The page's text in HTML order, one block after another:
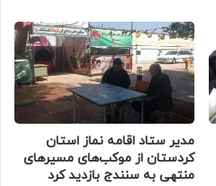
مدیر ستاد اقامه نماز استان
کردستان از موکب‌های مسیرهای
منتهی به سنندج بازدید کرد